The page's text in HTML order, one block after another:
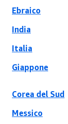
Ebraico
India
Italia
Giappone
Corea del Sud
Messico